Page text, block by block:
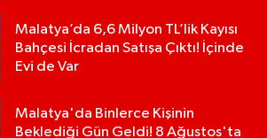
Malatya’da 6,6 Milyon TL’lik Kayısı
Bahçesi İcradan Satışa Çıktı! İçinde
Evi de Var
Malatya'da Binlerce Kişinin
Beklediği Gün Geldi! 8 Ağustos'ta